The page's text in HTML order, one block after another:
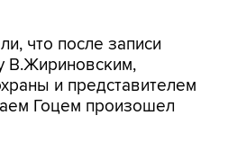
что после записи
В.Жириновским,
и представителем
Гоцем произошел